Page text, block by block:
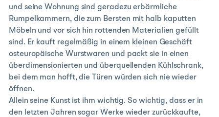
und seine Wohnung sind geradezu erbärmliche
Rumpelkammern, die zum Bersten mit halb kaputten
Möbeln und vor sich hin rottenden Materialien gefüllt
sind. Er kauft regelmäßig in einem kleinen Geschäft
osteuropäische Wurstwaren und packt sie in einen
überdimensionierten und überquellenden Kühlschrank,
bei dem man hofft, die Türen würden sich nie wieder
öffnen.
Allein seine Kunst ist ihm wichtig. So wichtig, dass er in
den letzten Jahren sogar Werke wieder zurückkaufte,